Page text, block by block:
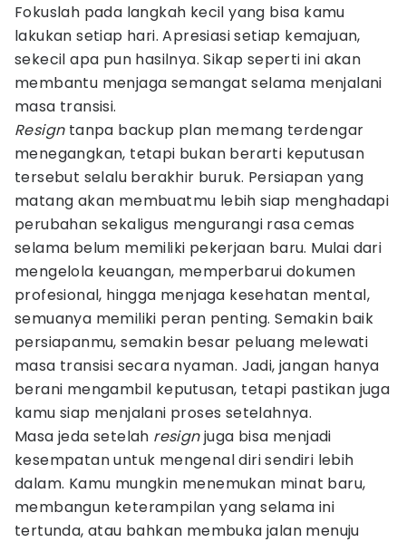
Fokuslah pada langkah kecil yang bisa kamu
lakukan setiap hari. Apresiasi setiap kemajuan,
sekecil apa pun hasilnya. Sikap seperti ini akan
membantu menjaga semangat selama menjalani
masa transisi.
Resigntanpa backup plan memang terdengar
menegangkan, tetapi bukan berarti keputusan
tersebut selalu berakhir buruk. Persiapan yang
matang akan membuatmu lebih siap menghadapi
perubahan sekaligus mengurangi rasa cemas
selama belum memiliki pekerjaan baru. Mulai dari
mengelola keuangan, memperbarui dokumen
profesional, hingga menjaga kesehatan mental,
semuanya memiliki peran penting. Semakin baik
persiapanmu, semakin besar peluang melewati
masa transisi secara nyaman. Jadi, jangan hanya
berani mengambil keputusan, tetapi pastikan juga
kamu siap menjalani proses setelahnya.
Masa jeda setelah resignjuga bisa menjadi
kesempatan untuk mengenal diri sendiri lebih
dalam. Kamu mungkin menemukan minat baru,
membangun keterampilan yang selama ini
tertunda, atau bahkan membuka jalan menuju